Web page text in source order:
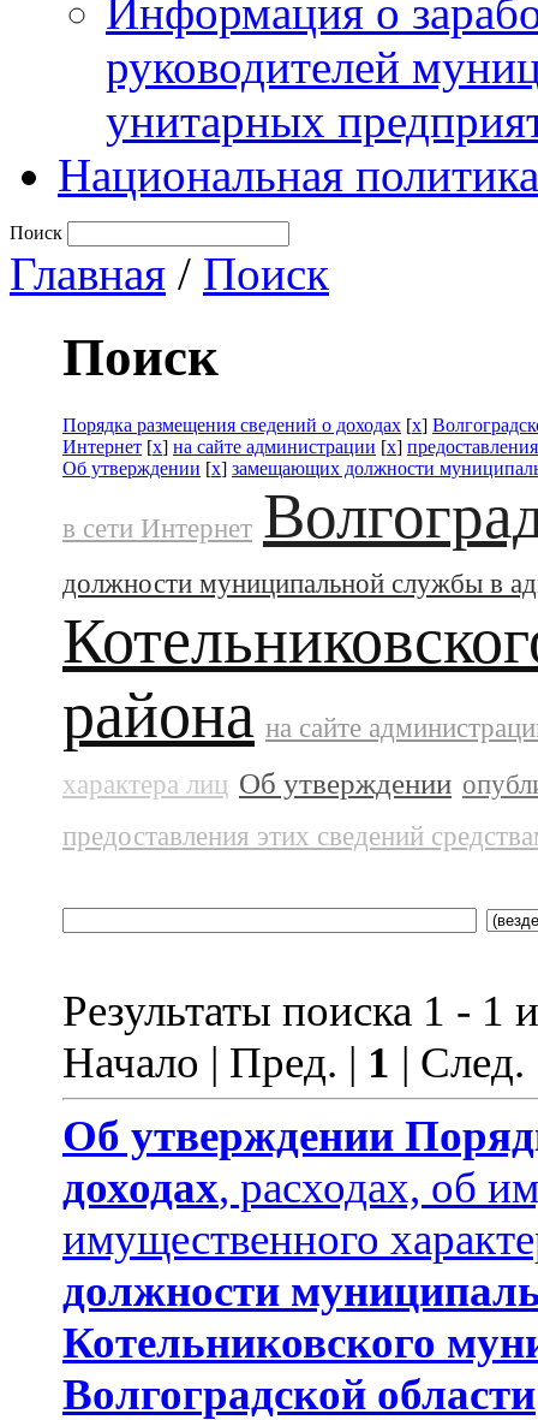
Информация о
руководителей
унитарных
Национальная политика
Поиск
Главная / Поиск
Поиск
Порядка размещения сведений о доходах [x]
Интернет [x] на сайте администрации [x]
Об утверждении [x] замещающих должности
в сети Интернет
должности муниципальной службы в
района на сайте
характера лиц Об утверждении
предоставления этих сведений
Результаты поиска 1 - 1
Начало | Пред. | 1 |
Об утверждении
доходах, расходах, об
имущественного
должности
Котельниковского
Волгоградской области